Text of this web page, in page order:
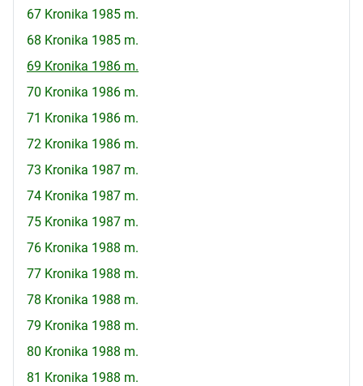
67 Kronika 1985 m.
68 Kronika 1985 m.
69 Kronika 1986 m.
70 Kronika 1986 m.
71 Kronika 1986 m.
72 Kronika 1986 m.
73 Kronika 1987 m.
74 Kronika 1987 m.
75 Kronika 1987 m.
76 Kronika 1988 m.
77 Kronika 1988 m.
78 Kronika 1988 m.
79 Kronika 1988 m.
80 Kronika 1988 m.
81 Kronika 1988 m.